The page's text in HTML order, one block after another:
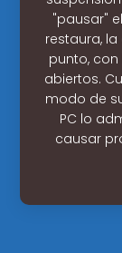
"pausar"
restaura,
punto,
abiertos.
modo de
PC lo
causar